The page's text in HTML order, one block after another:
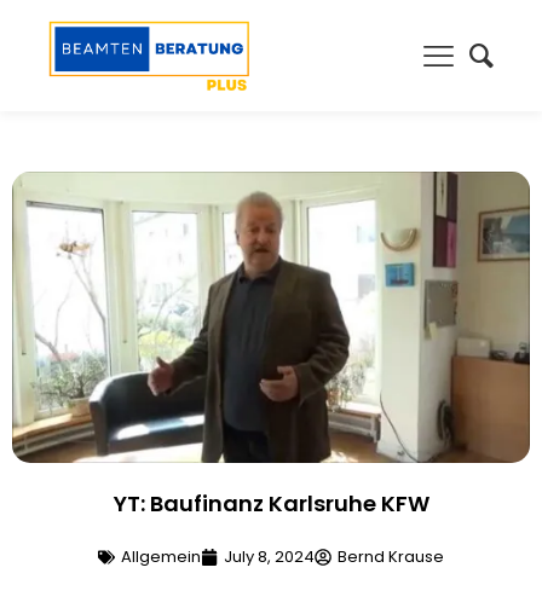
YT: Baufinanz Karlsruhe KFW
Allgemein July 8, 2024 Bernd Krause